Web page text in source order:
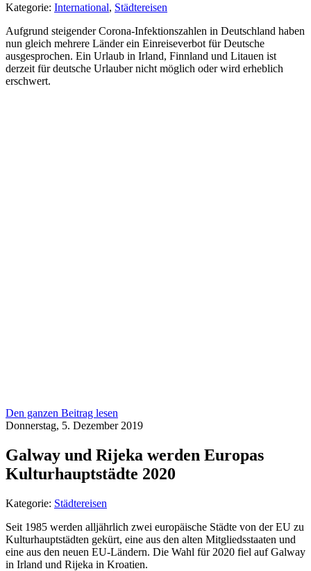
Kategorie: International, Städtereisen
Aufgrund steigender Corona-Infektionszahlen in Deutschland haben
nun gleich mehrere Länder ein Einreiseverbot für Deutsche
ausgesprochen. Ein Urlaub in Irland, Finnland und Litauen ist
derzeit für deutsche Urlauber nicht möglich oder wird erheblich
erschwert.
Den ganzen Beitrag lesen
Donnerstag, 5. Dezember 2019
Galway und Rijeka werden Europas
Kulturhauptstädte 2020
Kategorie: Städtereisen
Seit 1985 werden alljährlich zwei europäische Städte von der EU zu
Kulturhauptstädten gekürt, eine aus den alten Mitgliedsstaaten und
eine aus den neuen EU-Ländern. Die Wahl für 2020 fiel auf Galway
in Irland und Rijeka in Kroatien.